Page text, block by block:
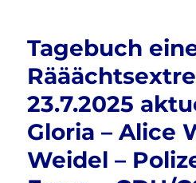
o
o
k
der
Tagebuch
23.7.2025
Gloria – Alice
Weidel –